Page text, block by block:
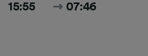
15:55 07:46